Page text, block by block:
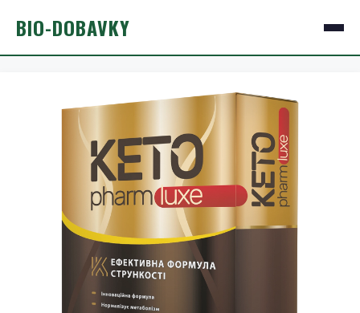
BIO-DOBAVKY